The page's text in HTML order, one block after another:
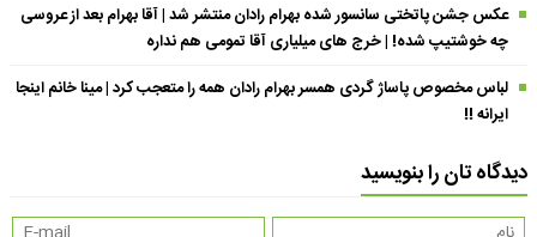
عکس جشن پاتختی سانسور شده بهرام رادان منتشر شد | آقا بهرام بعد از عروسی
چه خوشتیپ شده! | خرج های میلیاری آقا تمومی هم نداره
لباس مخصوص پاساژ گردی همسر بهرام رادان همه را متعجب کرد | مینا خانم اینجا
ایرانه !!
دیدگاه تان را بنویسید